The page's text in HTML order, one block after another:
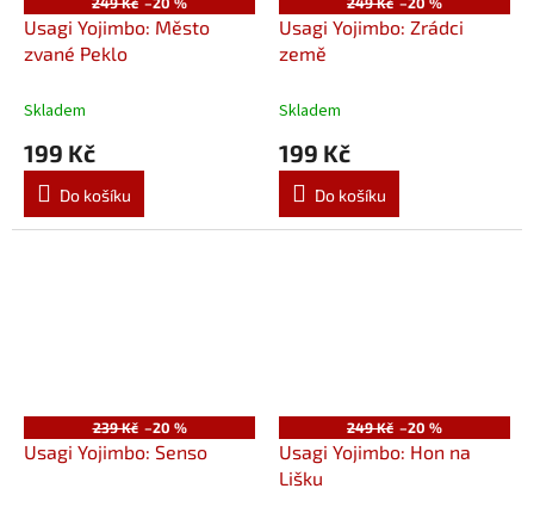
Usagi Yojimbo: Město
zvané Peklo
Skladem
199 Kč
Do košíku
Usagi Yojimbo: Zrádci
země
Skladem
199 Kč
Do košíku
239 Kč –20 %
Usagi Yojimbo: Senso
249 Kč –20 %
Usagi Yojimbo: Hon na
Lišku